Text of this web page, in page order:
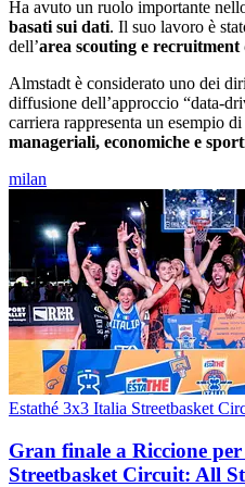
Ha avuto un ruolo importante
basati sui dati. Il suo lavoro è
dell’area scouting e recruitment
Almstadt è considerato uno dei
diffusione dell’approccio “data-
carriera rappresenta un esempio
manageriali, economiche e
milan
Estathé 3x3 Italia Streetbasket
Gran finale a Riccione
Streetbasket Circuit: All